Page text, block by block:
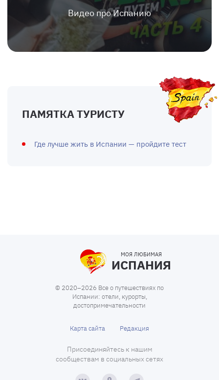
Видео про Испанию
ПАМЯТКА ТУРИСТУ
Где лучше жить в Испании — пройдите тест
МОЯ ЛЮБИМАЯ
ИСПАНИЯ
© 2020–2026 Все о путешествиях по
Испании: отели, курорты,
достопримечательности
Карта сайта Редакция
Присоединяйтесь к нашим
сообществам в социальных сетях